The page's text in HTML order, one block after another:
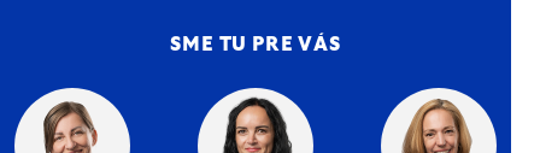
SME TU PRE VÁS